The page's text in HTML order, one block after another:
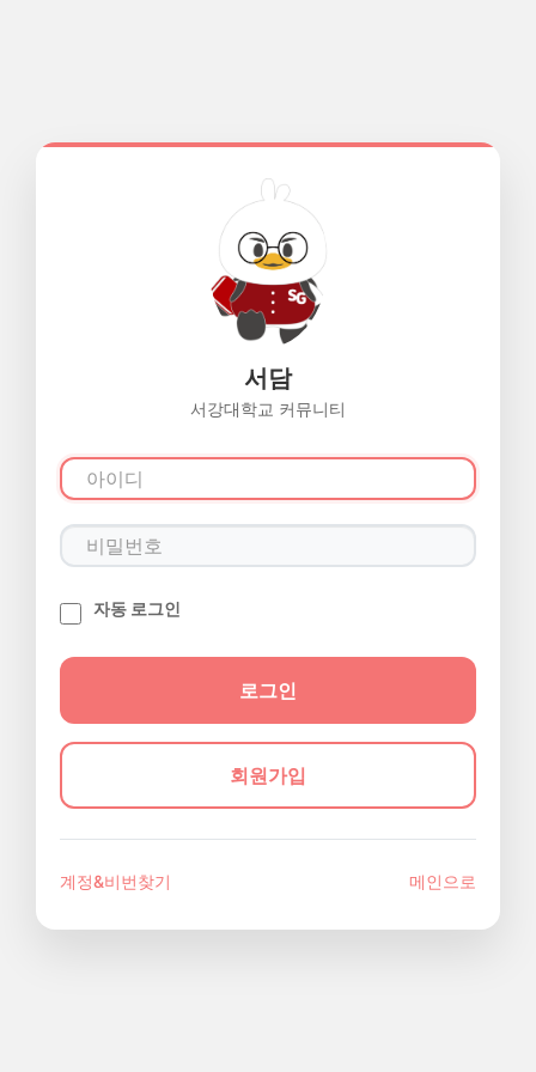
서담
서강대학교 커뮤니티
자동 로그인
회원가입
계정&비번찾기 메인으로